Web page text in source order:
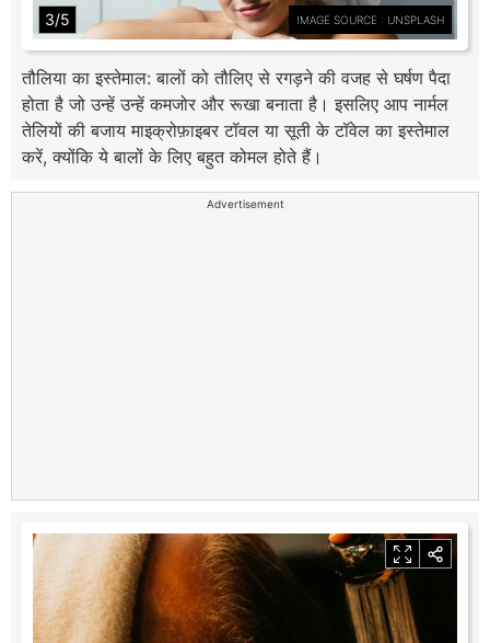
3/5 IMAGE SOURCE : UNSPLASH
तौलिया का इस्तेमाल: बालों को तौलिए से रगड़ने की वजह से घर्षण पैदा
होता है जो उन्हें उन्हें कमजोर और रूखा बनाता है। इसलिए आप नार्मल
तेलियों की बजाय माइक्रोफ़ाइबर टॉवल या सूती के टॉवेल का इस्तेमाल
करें, क्योंकि ये बालों के लिए बहुत कोमल होते हैं।
Advertisement